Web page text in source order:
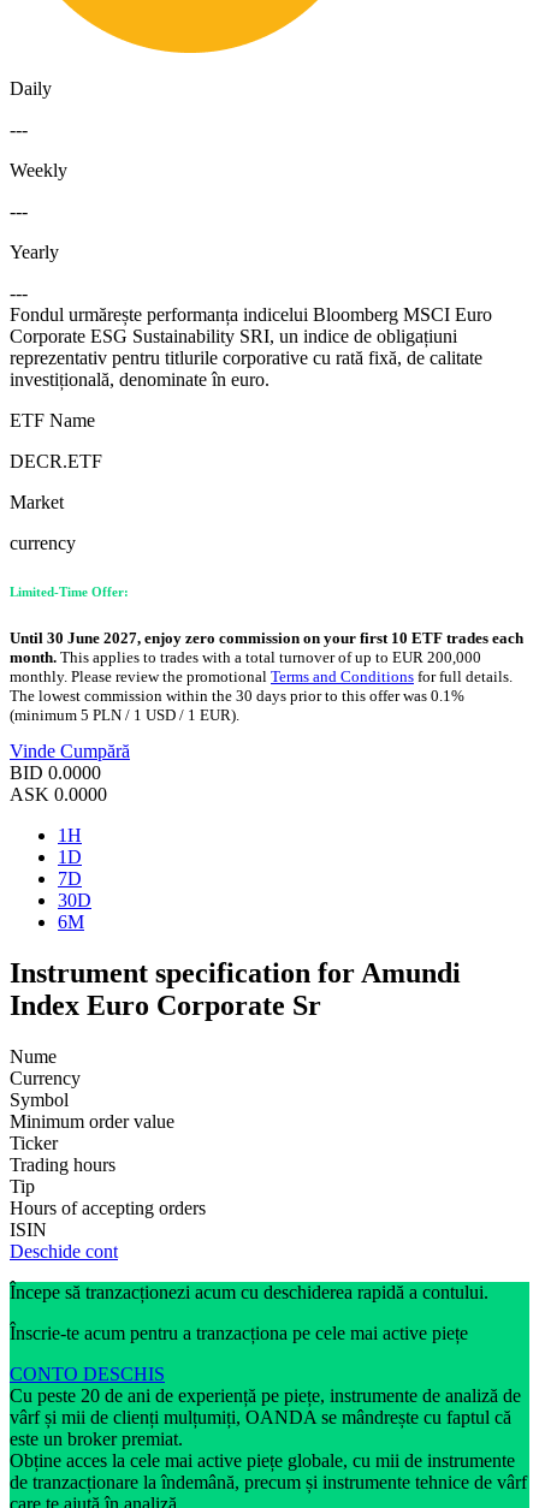
Daily
---
Weekly
---
Yearly
---
Fondul urmărește performanța indicelui Bloomberg MSCI Euro
Corporate ESG Sustainability SRI, un indice de obligațiuni
reprezentativ pentru titlurile corporative cu rată fixă, de calitate
investițională, denominate în euro.
ETF Name
DECR.ETF
Market
currency
Limited-Time Offer:
Until 30 June 2027, enjoy zero commission on your first 10 ETF trades each
month. This applies to trades with a total turnover of up to EUR 200,000
monthly. Please review the promotional Terms and Conditions for full details.
The lowest commission within the 30 days prior to this offer was 0.1%
(minimum 5 PLN / 1 USD / 1 EUR).
Vinde Cumpără
BID 0.0000
ASK 0.0000
1H
1D
7D
30D
6M
Instrument specification for Amundi
Index Euro Corporate Sr
Nume
Currency
Symbol
Minimum order value
Ticker
Trading hours
Tip
Hours of accepting orders
ISIN
Deschide cont
Începe să tranzacționezi acum cu deschiderea rapidă a contului.
Înscrie-te acum pentru a tranzacționa pe cele mai active piețe
CONTO DESCHIS
Cu peste 20 de ani de experiență pe piețe, instrumente de analiză de
vârf și mii de clienți mulțumiți, OANDA se mândrește cu faptul că
este un broker premiat.
Obține acces la cele mai active piețe globale, cu mii de instrumente
de tranzacționare la îndemână, precum și instrumente tehnice de vârf
care te ajută în analiză.